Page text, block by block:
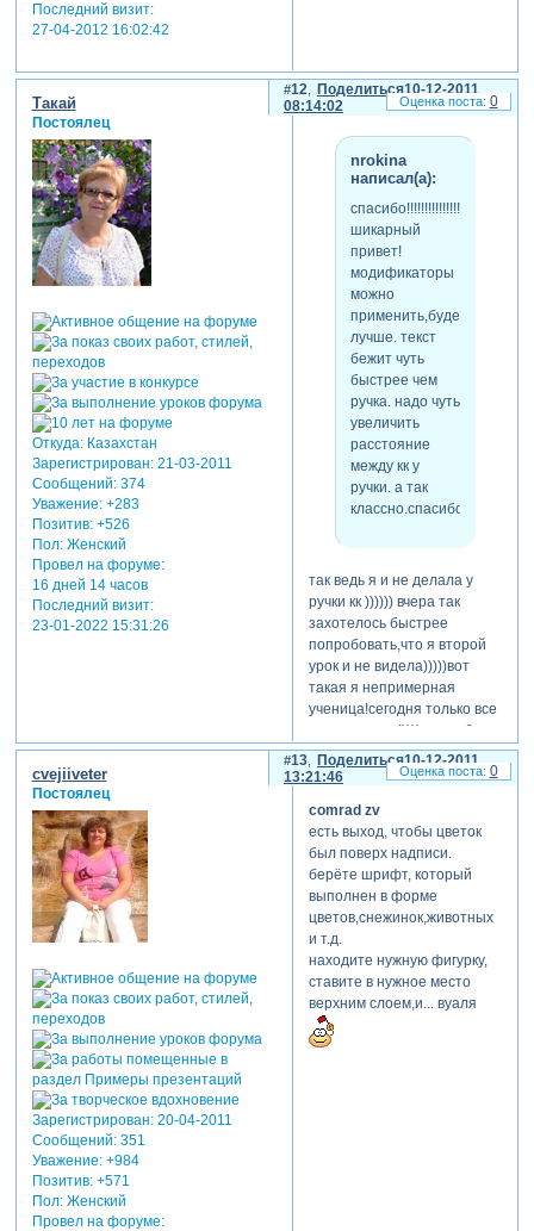
Последний визит:
27-04-2012 16:02:42
Поделиться
12
10-12-2011
08:14:02
Такай
Постоялец
Откуда:Казахстан
Зарегистрирован: 21-03-2011
Сообщений:374
Уважение: +283
Позитив: +526
Пол:Женский
Провел на форуме:
16 дней 14 часов
Последний визит:
23-01-2022 15:31:26
nrokina
написал(а):
спасибо!!!!!!!!!!!!!!!!!!!!!!!!!
шикарный
привет!
модификаторы
можно
применить,будет
лучше. текст
бежит чуть
быстрее чем
ручка. надо чуть
увеличить
расстояние
между кк у
ручки. а так
классно.спасибо!
так ведь я и не делала у
ручки кк )))))) вчера так
захотелось быстрее
попробовать,что я второй
урок и не видела)))))вот
такая я непримерная
ученица!сегодня только все
рассмотрела!)))) спасибо
вам за такие уроки! никогда
бы не подумала, что я
в роликах такие приемы -
мне казалось, что они
сделаны в другой
программе.
0
Поделиться
13
10-12-2011
13:21:46
cvejiiveter
Постоялец
Зарегистрирован: 20-04-2011
Сообщений:351
Уважение: +984
Позитив: +571
Пол:Женский
Провел на форуме:
comrad zv
есть выход, чтобы цветок
был поверх надписи.
берёте шрифт, который
выполнен в форме
цветов,снежинок,животных
и т.д.
находите нужную фигурку,
ставите в нужное место
верхним слоем,и... вуаля
0